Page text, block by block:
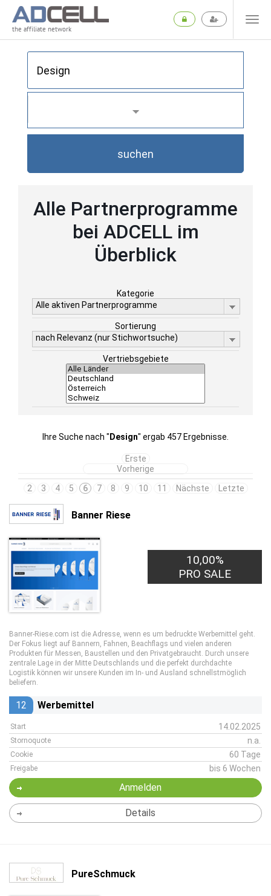
the affiliate network
suchen
Alle Partnerprogramme
bei ADCELL im
Überblick
Kategorie
Alle aktiven Partnerprogramme
Sortierung
nach Relevanz (nur Stichwortsuche)
Vertriebsgebiete
Ihre Suche nach " Design" ergab 457 Ergebnisse.
Erste
Vorherige
2
3 4 5 6 7 8 9 10 11 Nächste Letzte
Banner Riese
10,00%
PRO SALE
Banner-Riese.com ist die Adresse, wenn es um bedruckte Werbemittel geht.
Der Fokus liegt auf Bannern, Fahnen, Beachflags und vielen anderen
Produkten für Messen, Baustellen und den Privatgebraucht. Durch unsere
zentrale Lage in der Mitte Deutschlands und die perfekt durchdachte
Logistik können wir unsere Kunden im In- und Ausland schnellstmöglich
beliefern.
12 Werbemittel
Start 14.02.2025
Stornoquote n.a.
Cookie 60 Tage
Freigabe bis 6 Wochen
Anmelden
Details
PureSchmuck